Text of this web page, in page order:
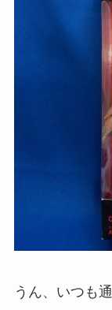
うん、いつも